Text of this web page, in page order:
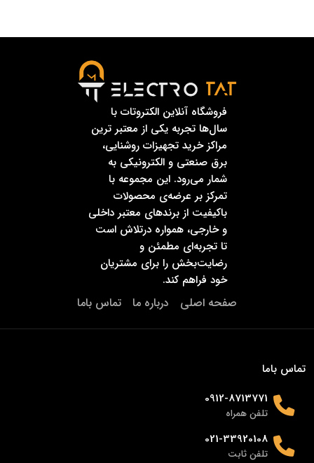
فروشگاه آنلاین الکتروتات با
سال‌ها تجربه یکی از معتبر ترین
مراکز خرید تجهیزات روشنایی،
برق صنعتی و الکترونیکی به
شمار می‌رود. این مجموعه با
تمرکز بر عرضه‌ی محصولات
باکیفیت از برندهای معتبر داخلی
و خارجی، همواره درتلاش است
تا تجربه‌ای مطمئن و
رضایت‌بخش را برای مشتریان
خود فراهم کند.
صفحه اصلی درباره ما تماس باما
تماس باما
0912-8713771
تلفن همراه
021-33920108
تلفن ثابت